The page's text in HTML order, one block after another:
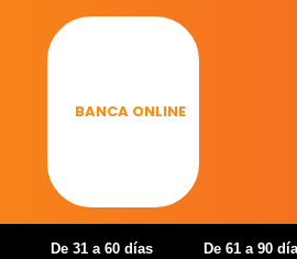
BANCA ONLINE
De 31 a 60 días De 61 a 90